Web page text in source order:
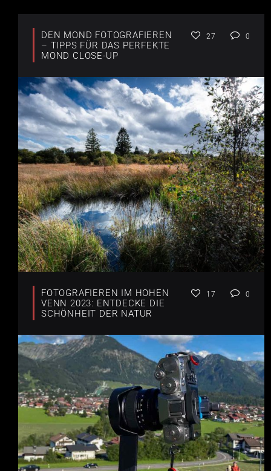
DEN MOND FOTOGRAFIEREN
– TIPPS FÜR DAS PERFEKTE
MOND CLOSE-UP
27 0
FOTOGRAFIEREN IM HOHEN
VENN 2023: ENTDECKE DIE
SCHÖNHEIT DER NATUR
17 0